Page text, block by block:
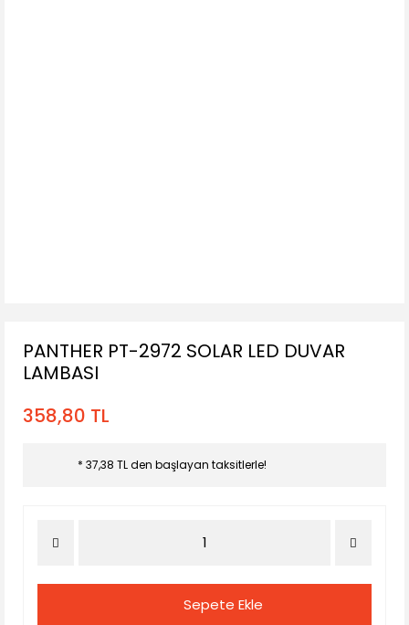
PANTHER PT-2972 SOLAR LED DUVAR
LAMBASI
358,80 TL
* 37,38 TL den başlayan taksitlerle!
Sepete Ekle